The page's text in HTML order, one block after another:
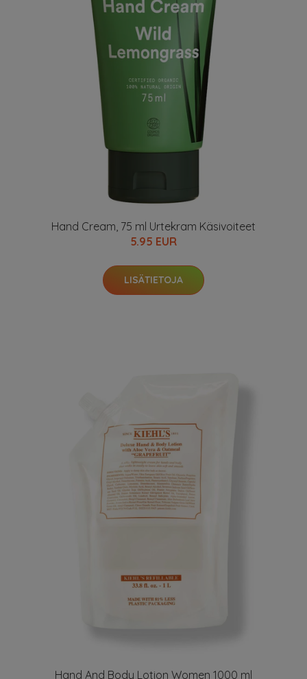
Hand Cream, 75 ml Urtekram Käsivoiteet
5.95 EUR
LISÄTIETOJA
Hand And Body Lotion Women 1000 ml